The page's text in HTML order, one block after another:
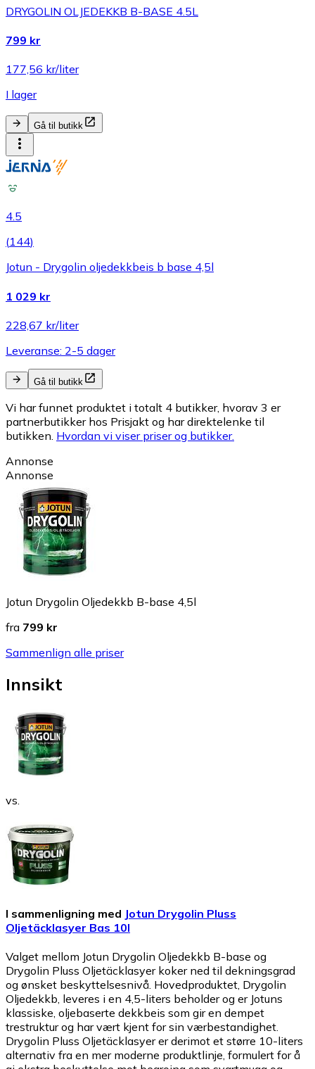
DRYGOLIN OLJEDEKKB B-BASE 4.5L
799 kr
177,56 kr/liter
I lager
Gå til butikk
4.5
(144)
Jotun - Drygolin oljedekkbeis b base 4,5l
1 029 kr
228,67 kr/liter
Leveranse: 2-5 dager
Gå til butikk
Vi har funnet produktet i totalt 4 butikker, hvorav 3 er
partnerbutikker hos Prisjakt og har direktelenke til
butikken. Hvordan vi viser priser og butikker.
Annonse
Annonse
Jotun Drygolin Oljedekkb B-base 4,5l
fra 799 kr
Sammenlign alle priser
Innsikt
vs.
I sammenligning med Jotun Drygolin Pluss
Oljetäcklasyer Bas 10l
Valget mellom Jotun Drygolin Oljedekkb B-base og
Drygolin Pluss Oljetäcklasyer koker ned til dekningsgrad
og ønsket beskyttelsesnivå. Hovedproduktet, Drygolin
Oljedekkb, leveres i en 4,5-liters beholder og er Jotuns
klassiske, oljebaserte dekkbeis som gir en dempet
trestruktur og har vært kjent for sin værbestandighet.
Drygolin Pluss Oljetäcklasyer er derimot et større 10-liters
alternativ fra en mer moderne produktlinje, formulert for å